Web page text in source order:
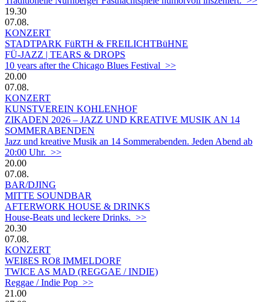
19.30
07.08.
KONZERT
STADTPARK FüRTH & FREILICHTBüHNE
FÜ-JAZZ | TEARS & DROPS
10 years after the Chicago Blues Festival >>
20.00
07.08.
KONZERT
KUNSTVEREIN KOHLENHOF
ZIKADEN 2026 – JAZZ UND KREATIVE MUSIK AN 14
SOMMERABENDEN
Jazz und kreative Musik an 14 Sommerabenden. Jeden Abend ab
20:00 Uhr. >>
20.00
07.08.
BAR/DJING
MITTE SOUNDBAR
AFTERWORK HOUSE & DRINKS
House-Beats und leckere Drinks. >>
20.30
07.08.
KONZERT
WEIßES ROß IMMELDORF
TWICE AS MAD (REGGAE / INDIE)
Reggae / Indie Pop >>
21.00